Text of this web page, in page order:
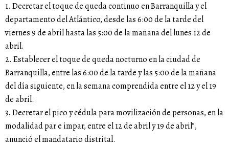
1. Decretar el toque de queda continuo en Barranquilla y el
departamento del Atlántico, desde las 6:00 de la tarde del
viernes 9 de abril hasta las 5:00 de la mañana del lunes 12 de
abril.
2. Establecer el toque de queda nocturno en la ciudad de
Barranquilla, entre las 6:00 de la tarde y las 5:00 de la mañana
del día siguiente, en la semana comprendida entre el 12 y el 19
de abril.
3. Decretar el pico y cédula para movilización de personas, en la
modalidad par e impar, entre el 12 de abril y 19 de abril”,
anunció el mandatario distrital.